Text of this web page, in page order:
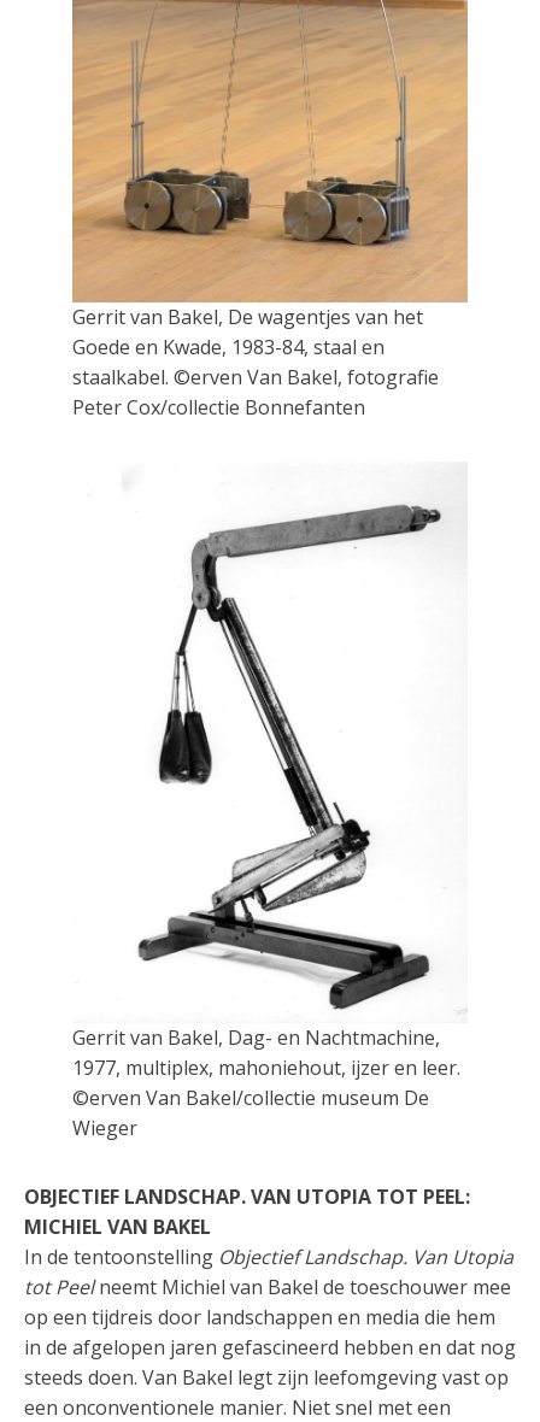
Gerrit van Bakel, De wagentjes van het
Goede en Kwade, 1983-84, staal en
staalkabel. ©erven Van Bakel, fotografie
Peter Cox/collectie Bonnefanten
Gerrit van Bakel, Dag- en Nachtmachine,
1977, multiplex, mahoniehout, ijzer en leer.
©erven Van Bakel/collectie museum De
Wieger
OBJECTIEF LANDSCHAP. VAN UTOPIA TOT PEEL:
MICHIEL VAN BAKEL
In de tentoonstelling Objectief Landschap. Van Utopia
tot Peelneemt Michiel van Bakel de toeschouwer mee
op een tijdreis door landschappen en media die hem
in de afgelopen jaren gefascineerd hebben en dat nog
steeds doen. Van Bakel legt zijn leefomgeving vast op
een onconventionele manier. Niet snel met een